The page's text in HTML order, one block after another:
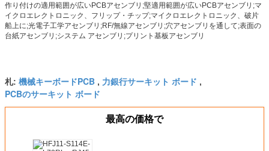
作り付けの適用範囲が広いPCBアセンブリ;堅適用範囲が広いPCBアセンブリ;マ
イクロエレクトロニック、フリップ・チップ;マイクロエレクトロニック、破片
船上に;光電子工学アセンブリ;RF/無線アセンブリ;穴アセンブリを通して;表面の
台紙アセンブリ;システム アセンブリ;プリント基板アセンブリ
札: 機械キーボードPCB , 力銀行サーキット ボード ,
PCBのサーキット ボード
最高の価格で